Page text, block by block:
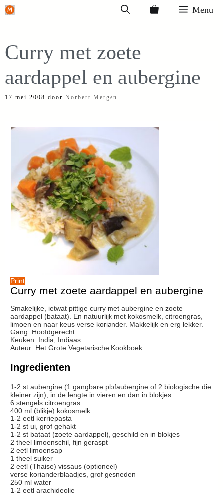
Ga
inhoud
Menu
Curry met zoete
aardappel en aubergine
17 mei 2008 door Norbert Mergen
Print
Curry met zoete aardappel en aubergine
Smakelijke, ietwat pittige curry met aubergine en zoete
aardappel (bataat). En natuurlijk met kokosmelk, citroengras,
limoen en naar keus verse koriander. Makkelijk en erg lekker.
Gang: Hoofdgerecht
Keuken: India, Indiaas
Auteur: Het Grote Vegetarische Kookboek
Ingredienten
1-2 st aubergine (1 gangbare plofaubergine of 2 biologische die
kleiner zijn), in de lengte in vieren en dan in blokjes
6 stengels citroengras
400 ml (blikje) kokosmelk
1-2 eetl kerriepasta
1-2 st ui, grof gehakt
1-2 st bataat (zoete aardappel), geschild en in blokjes
2 theel limoenschil, fijn geraspt
2 eetl limoensap
1 theel suiker
2 eetl (Thaise) vissaus (optioneel)
verse korianderblaadjes, grof gesneden
250 ml water
1-2 eetl arachideolie